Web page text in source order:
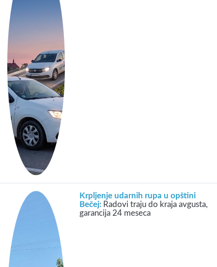
Krpljenje udarnih rupa u opštini
Bečej: Radovi traju do kraja avgusta,
garancija 24 meseca